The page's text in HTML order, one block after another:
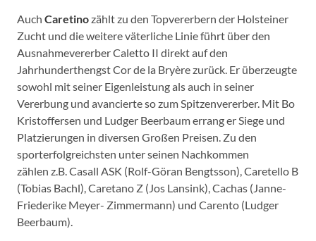
Auch Caretinozählt zu den Topvererbern der Holsteiner
Zucht und die weitere väterliche Linie führt über den
Ausnahmevererber Caletto II direkt auf den
Jahrhunderthengst Cor de la Bryère zurück. Er überzeugte
sowohl mit seiner Eigenleistung als auch in seiner
Vererbung und avancierte so zum Spitzenvererber. Mit Bo
Kristoffersen und Ludger Beerbaum errang er Siege und
Platzierungen in diversen Großen Preisen. Zu den
sporterfolgreichsten unter seinen Nachkommen
zählen z.B. Casall ASK (Rolf-Göran Bengtsson), Caretello B
(Tobias Bachl), Caretano Z (Jos Lansink), Cachas (Janne-
Friederike Meyer- Zimmermann) und Carento (Ludger
Beerbaum).